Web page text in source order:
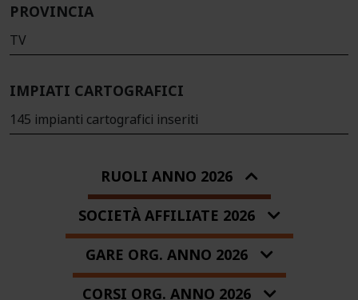
PROVINCIA
TV
IMPIATI CARTOGRAFICI
145 impianti cartografici inseriti
RUOLI ANNO 2026
SOCIETÀ AFFILIATE 2026
GARE ORG. ANNO 2026
CORSI ORG. ANNO 2026